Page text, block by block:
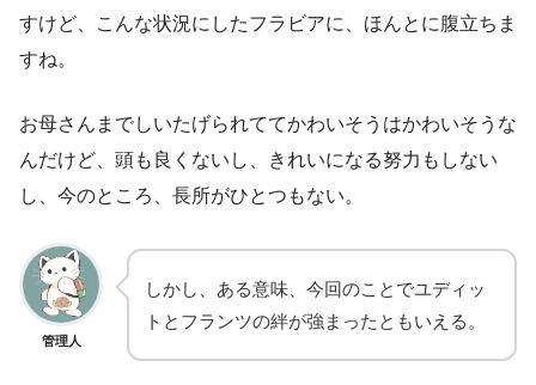
すけど、こんな状況にしたフラビアに、ほんとに腹立ちま
すね。
お母さんまでしいたげられててかわいそうはかわいそうな
んだけど、頭も良くないし、きれいになる努力もしない
し、今のところ、長所がひとつもない。
管理人
しかし、ある意味、今回のことでユディッ
トとフランツの絆が強まったともいえる。